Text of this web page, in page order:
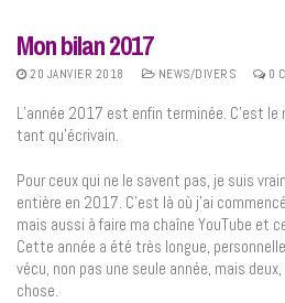
Mon bilan 2017
20 JANVIER 2018 NEWS/DIVERS 0
L’année 2017 est enfin terminée. C’est
tant qu’écrivain.
Pour ceux qui ne le savent pas, je suis
entière en 2017. C’est là où j’ai
mais aussi à faire ma chaîne YouTube et
Cette année a été très longue,
vécu, non pas une seule année, mais
chose.